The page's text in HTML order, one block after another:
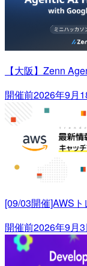
【大阪】Zenn
開催前2026年9月
[09/03開催]AWS
開催前2026年9月